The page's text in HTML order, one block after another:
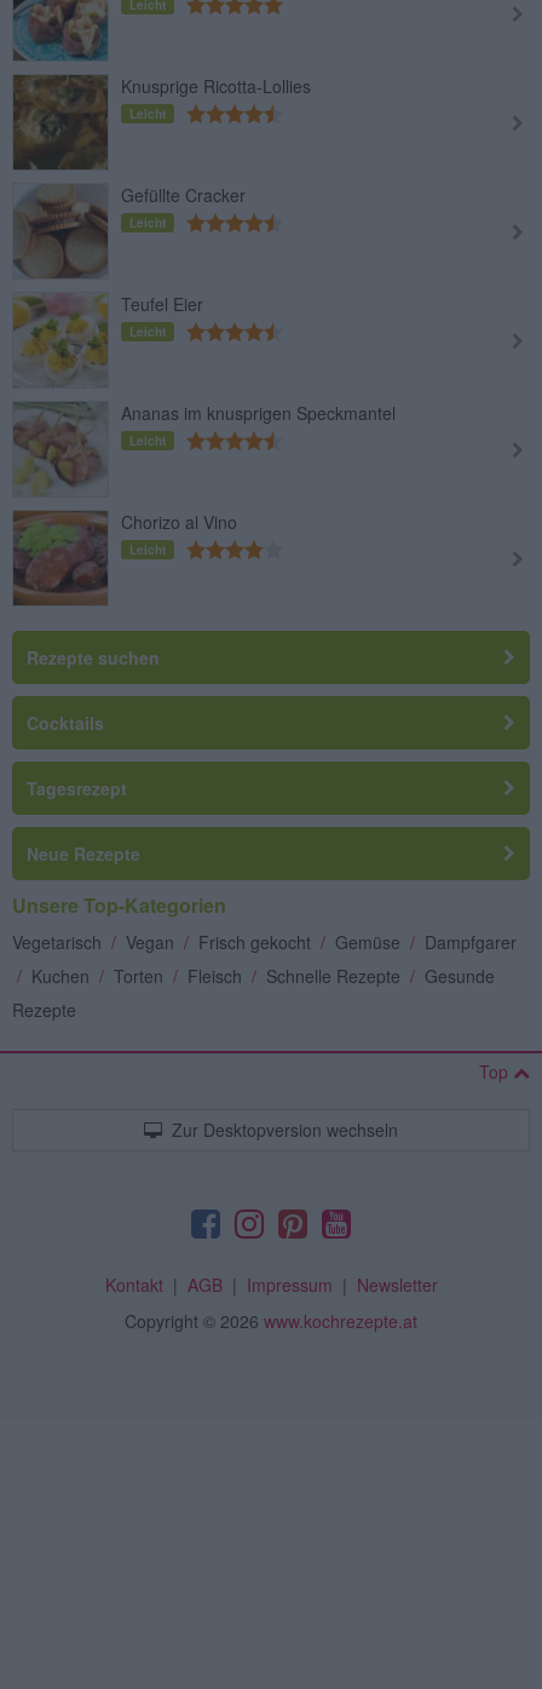
Leicht
Knusprige Ricotta-Lollies
Leicht
Gefüllte Cracker
Leicht
Teufel Eier
Leicht
Ananas im knusprigen Speckmantel
Leicht
Chorizo al Vino
Leicht
Rezepte suchen
Cocktails
Tagesrezept
Neue Rezepte
Unsere Top-Kategorien
Vegetarisch / Vegan / Frisch gekocht / Gemüse / Dampfgarer
/ Kuchen / Torten / Fleisch / Schnelle Rezepte / Gesunde
Rezepte
Top
Zur Desktopversion wechseln
Kontakt| AGB| Impressum | Newsletter
Copyright © 2026 www.kochrezepte.at